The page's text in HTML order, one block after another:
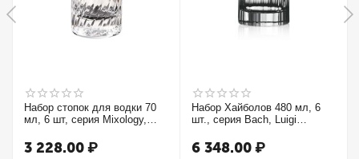
Набор стопок для водки 70
мл, 6 шт, серия Mixology,
3 228.00₽
Набор Хайболов 480 мл, 6
шт., серия Bach, Luigi
6 348.00₽